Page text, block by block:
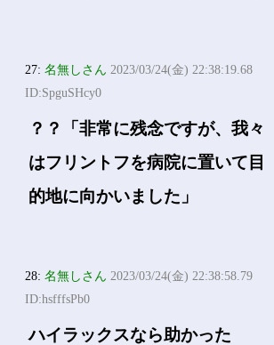
27:名無しさん 2023/03/24(金) 22:38:19.68
ID:SpguSHcy0
？？「非常に残念ですが、我々
はフリントフを病院に置いて目
的地に向かいました」
28:名無しさん 2023/03/24(金) 22:38:58.79
ID:hsfffsPb0
ハイラックスなら助かった